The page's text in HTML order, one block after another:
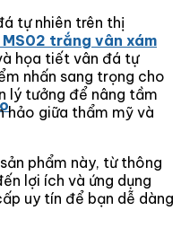
tự nhiên trên thị
trắng vân xám
họa tiết vân đá tự
nhấn sang trọng cho
lý tưởng để nâng tầm
hảo giữa thẩm mỹ và
phẩm này, từ thông
lợi ích và ứng dụng
uy tín để bạn dễ dàng